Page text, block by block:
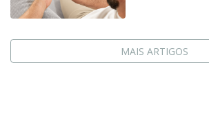
MAIS ARTIGOS